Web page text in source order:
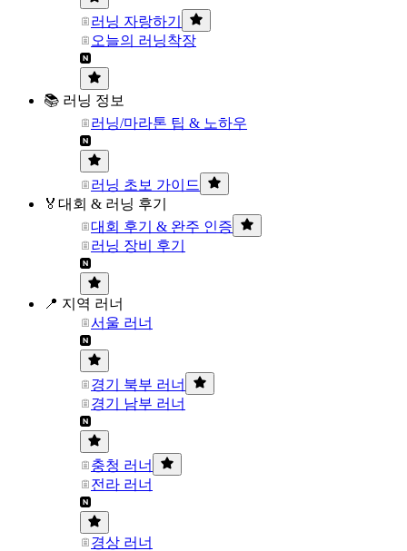
러닝 자랑하기
오늘의 러닝착장
📚 러닝 정보
러닝/마라톤 팁 & 노하우
러닝 초보 가이드
🏅대회 & 러닝 후기
대회 후기 & 완주 인증
러닝 장비 후기
📍 지역 러너
서울 러너
경기 북부 러너
경기 남부 러너
충청 러너
전라 러너
경상 러너